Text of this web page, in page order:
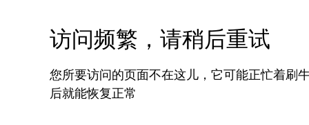
访问频繁，请稍后重试
您所要访问的页面不在这儿，它可能正忙着刷
后就能恢复正常